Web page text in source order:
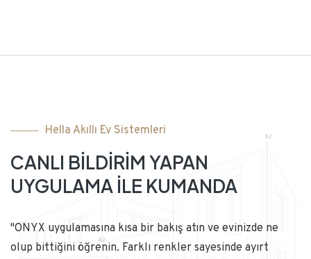
Hella Akıllı Ev Sistemleri
CANLI BİLDİRİM YAPAN
UYGULAMA İLE KUMANDA
"ONYX uygulamasına kısa bir bakış atın ve evinizde ne
olup bittiğini öğrenin. Farklı renkler sayesinde ayırt